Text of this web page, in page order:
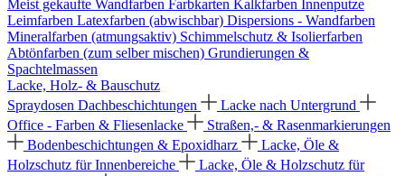
Meist gekaufte Wandfarben Farbkarten Kalkfarben Innenputze
Leimfarben Latexfarben (abwischbar) Dispersions - Wandfarben
Mineralfarben (atmungsaktiv) Schimmelschutz & Isolierfarben
Abtönfarben (zum selber mischen) Grundierungen &
Spachtelmassen
Lacke, Holz- & Bauschutz
Spraydosen Dachbeschichtungen
Lacke nach Untergrund
Office - Farben & Fliesenlacke
Straßen,- & Rasenmarkierungen
Bodenbeschichtungen & Epoxidharz
Lacke, Öle &
Holzschutz für Innenbereiche
Lacke, Öle & Holzschutz für